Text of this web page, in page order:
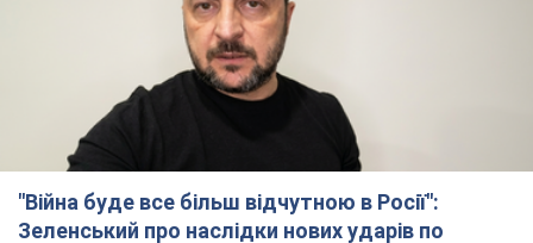
"Війна буде все більш відчутною в Росії":
Зеленський про наслідки нових ударів по